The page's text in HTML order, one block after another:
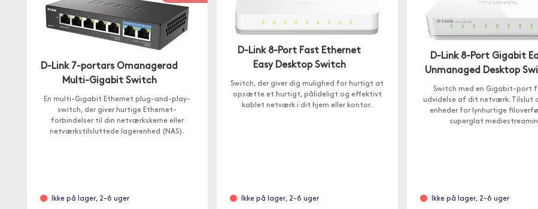
D-Link 7-portars Omanagerad
Multi-Gigabit Switch
En multi-Gigabit Ethernet plug-and-play-
switch, der giver hurtige Ethernet-
forbindelser til din netværkskerne eller
netværkstilsluttede lagerenhed (NAS).
Ikke på lager, 2-6 uger
D-Link 8-Port Fast Ethernet
Easy Desktop Switch
Switch, der giver dig mulighed for hurtigt at
opsætte et hurtigt, pålideligt og effektivt
kablet netværk i dit hjem eller kontor.
Ikke på lager, 2-6 uger
D-Link 8-Port Gigabit
Unmanaged Desktop
Switch med en Gigabit-port
udvidelse af dit netværk. Tilslut
enheder for lynhurtige
superglat
Ikke på lager, 2-6 uger